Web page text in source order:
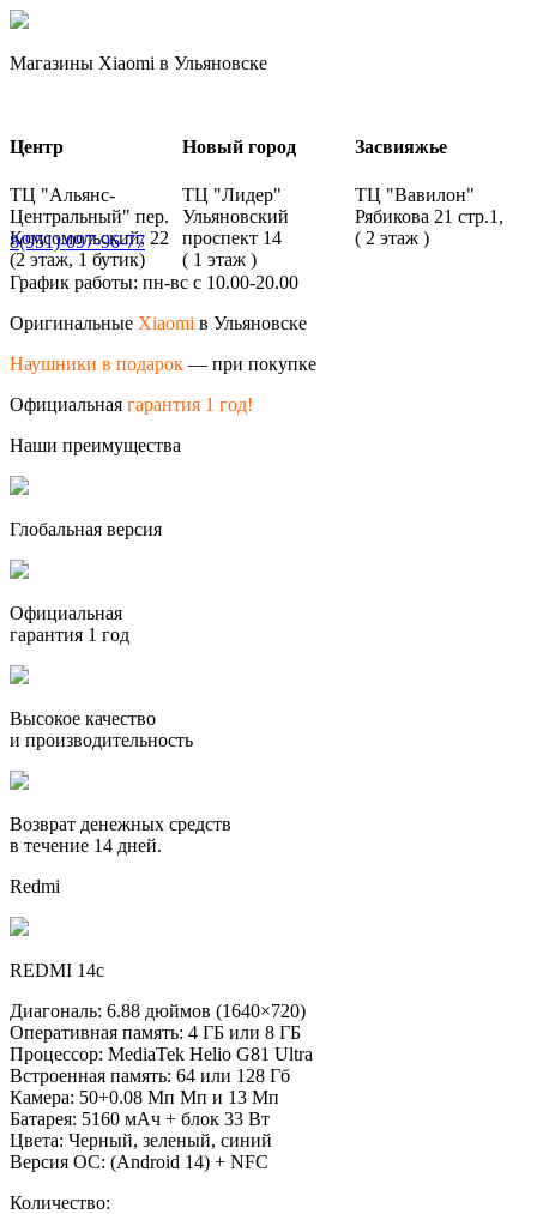
Магазины Xiaomi в Ульяновске
Центр
ТЦ "Альянс-
Центральный" пер.
Комсомольский, 22
(2 этаж, 1 бутик)
Новый город
ТЦ "Лидер"
Ульяновский
проспект 14
( 1 этаж )
Засвияжье
ТЦ "Вавилон"
Рябикова 21 стр.1,
( 2 этаж )
8(951)-097-96-77
График работы: пн-вс с 10.00-20.00
Оригинальные Xiaomi в Ульяновске
Наушники в подарок — при покупке
Официальная гарантия 1 год!
Наши преимущества
Глобальная версия
Официальная
гарантия 1 год
Высокое качество
и производительность
Возврат денежных средств
в течение 14 дней.
Redmi
REDMI 14c
Диагональ: 6.88 дюймов (1640×720)
Оперативная память: 4 ГБ или 8 ГБ
Процессор: MediaTek Helio G81 Ultra
Встроенная память: 64 или 128 Гб
Камера: 50+0.08 Мп Мп и 13 Мп
Батарея: 5160 мАч + блок 33 Вт
Цвета: Черный, зеленый, синий
Версия ОС: (Android 14) + NFC
Количество: